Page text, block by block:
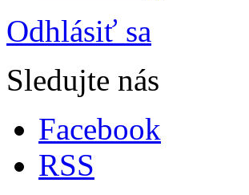
Odhlásiť sa
Sledujte nás
Facebook
RSS